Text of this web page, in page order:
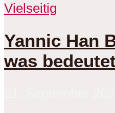
Vielseitig
Yannic Han
was